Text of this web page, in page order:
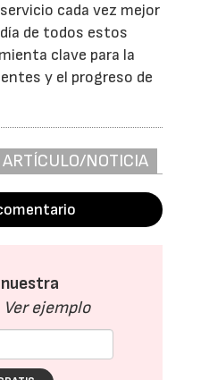
cada vez mejor
de todos estos
clave para la
y el progreso de
NOTICIA
Ver ejemplo